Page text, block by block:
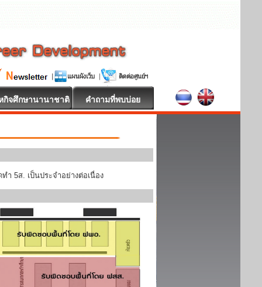
กิจศึกษานานาชาติ คำถามที่พบบ่อย
5ส. เป็นประจำอย่างต่อเนื่อง